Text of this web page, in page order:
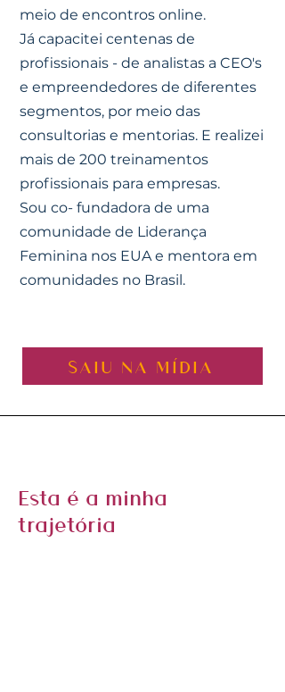
meio de encontros online.
Já capacitei centenas de
profissionais - de analistas a CEO's
e empreendedores de diferentes
segmentos, por meio das
consultorias e mentorias. E realizei
mais de 200 treinamentos
profissionais para empresas.
Sou co- fundadora de uma
comunidade de Liderança
Feminina nos EUA e mentora em
comunidades no Brasil.
SAIU NA MÍDIA
Esta é a minha
trajetória